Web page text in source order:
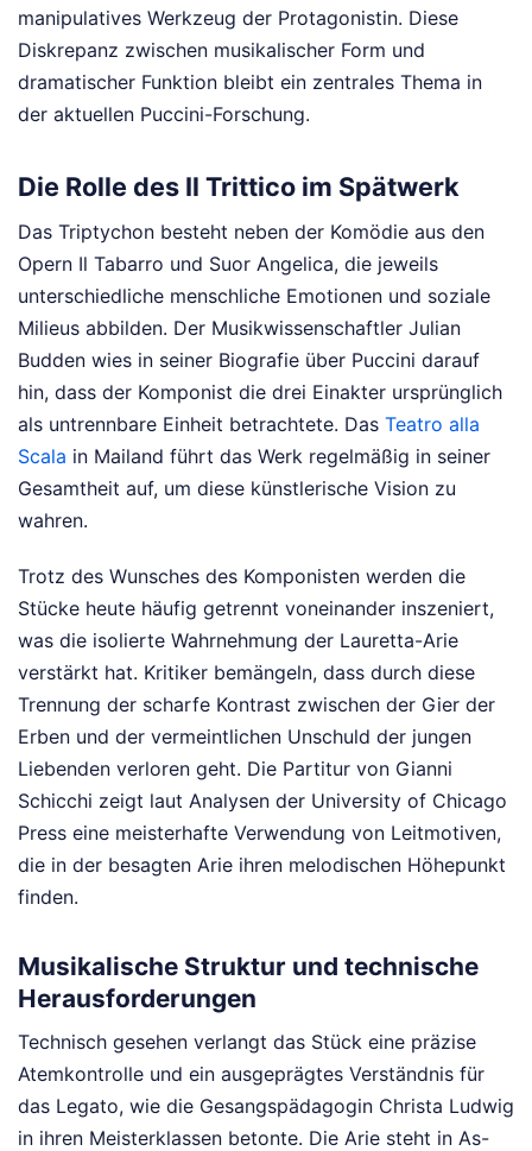
manipulatives Werkzeug der Protagonistin. Diese
Diskrepanz zwischen musikalischer Form und
dramatischer Funktion bleibt ein zentrales Thema in
der aktuellen Puccini-Forschung.
Die Rolle des Il Trittico im Spätwerk
Das Triptychon besteht neben der Komödie aus den
Opern Il Tabarro und Suor Angelica, die jeweils
unterschiedliche menschliche Emotionen und soziale
Milieus abbilden. Der Musikwissenschaftler Julian
Budden wies in seiner Biografie über Puccini darauf
hin, dass der Komponist die drei Einakter ursprünglich
als untrennbare Einheit betrachtete. Das Teatro alla
Scala in Mailand führt das Werk regelmäßig in seiner
Gesamtheit auf, um diese künstlerische Vision zu
wahren.
Trotz des Wunsches des Komponisten werden die
Stücke heute häufig getrennt voneinander inszeniert,
was die isolierte Wahrnehmung der Lauretta-Arie
verstärkt hat. Kritiker bemängeln, dass durch diese
Trennung der scharfe Kontrast zwischen der Gier der
Erben und der vermeintlichen Unschuld der jungen
Liebenden verloren geht. Die Partitur von Gianni
Schicchi zeigt laut Analysen der University of Chicago
Press eine meisterhafte Verwendung von Leitmotiven,
die in der besagten Arie ihren melodischen Höhepunkt
finden.
Musikalische Struktur und technische
Herausforderungen
Technisch gesehen verlangt das Stück eine präzise
Atemkontrolle und ein ausgeprägtes Verständnis für
das Legato, wie die Gesangspädagogin Christa Ludwig
in ihren Meisterklassen betonte. Die Arie steht in As-